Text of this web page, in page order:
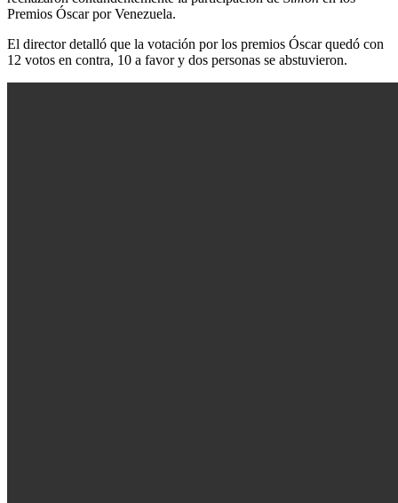
Premios Óscar por Venezuela.
El director detalló que la votación por los premios Óscar quedó con
12 votos en contra, 10 a favor y dos personas se abstuvieron.